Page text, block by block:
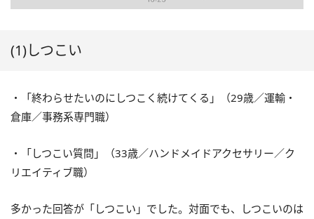
(1)しつこい
・「終わらせたいのにしつこく続けてくる」（29歳／運輸・
倉庫／事務系専門職）
・「しつこい質問」（33歳／ハンドメイドアクセサリー／ク
リエイティブ職）
多かった回答が「しつこい」でした。対面でも、しつこいのは